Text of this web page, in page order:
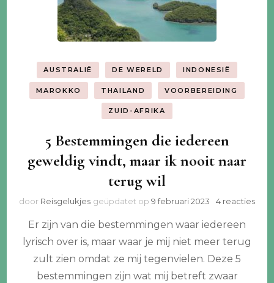
AUSTRALIË DE WERELD INDONESIË
MAROKKO THAILAND VOORBEREIDING
ZUID-AFRIKA
5 Bestemmingen die iedereen
geweldig vindt, maar ik nooit naar
terug wil
door Reisgelukjes geüpdatet op 9 februari 2023 4 reactiesop
Er zijn van die bestemmingen waar iedereen
lyrisch over is, maar waar je mij niet meer terug
zult zien omdat ze mij tegenvielen. Deze 5
bestemmingen zijn wat mij betreft zwaar